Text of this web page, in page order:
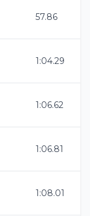
57.86
1:04.29
1:06.62
1:06.81
1:08.01